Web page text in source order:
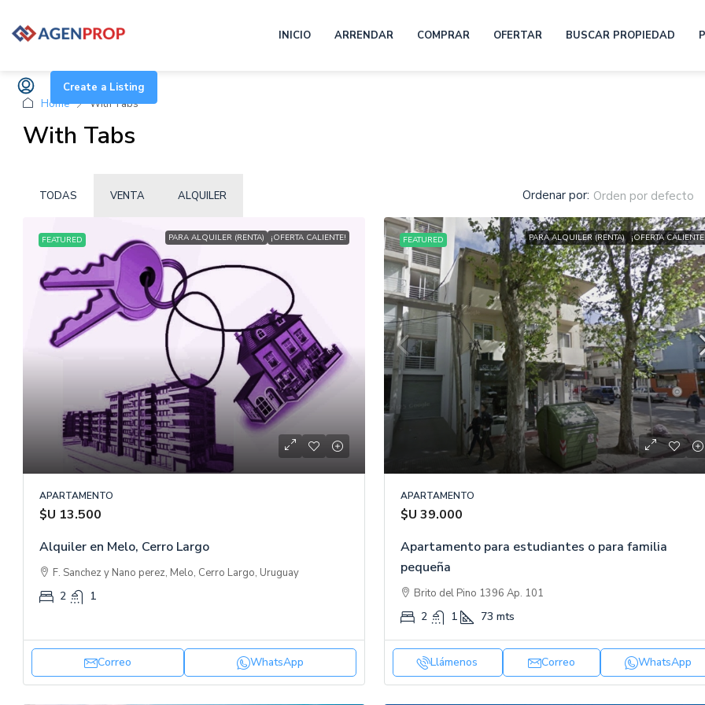
INICIO ARRENDAR COMPRAR OFERTAR BUSCAR PROPIEDAD
Create a Listing
Home
With Tabs
With Tabs
TODAS VENTA ALQUILER Ordenar por: Orden por defecto
FEATURED PARA ALQUILER (RENTA) ¡OFERTA CALIENTE!
APARTAMENTO
$U 13.500
Alquiler en Melo, Cerro Largo
F. Sanchez y Nano perez, Melo, Cerro Largo, Uruguay
2 1
Correo WhatsApp
FEATURED PARA ALQUILER (RENTA) ¡OFERTA CALIENTE!
APARTAMENTO
$U 39.000
Apartamento para estudiantes o para familia
pequeña
Brito del Pino 1396 Ap. 101
2 1 73 mts
Llámenos Correo WhatsApp
$540,000
$1,200 /m2
Calle de la Marquesa de Silvela, Madrid, España
APARTAMENTO, PROPIEDADES RESIDENCIALES
$U 13.500
2 1